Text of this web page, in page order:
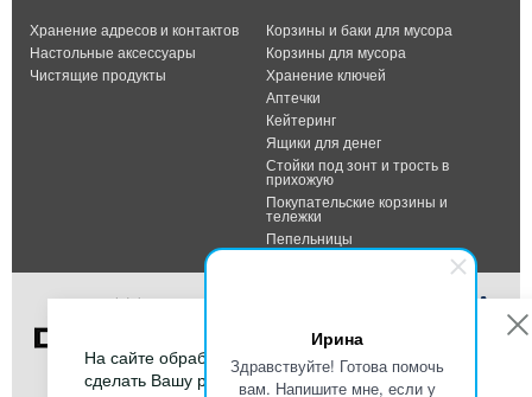
Ирина
Здравствуйте! Готова помочь
вам. Напишите мне, если у
Хранение адресов и контактов
Настольные аксессуары
Чистящие продукты
Корзины и баки для мусора
Корзины для мусора
Хранение ключей
Аптечки
Кейтеринг
Ящики для денег
Стойки под зонт и трость в
прихожую
Покупательские корзины и
тележки
Пепельницы
Тел.: +7 (495) 232-07-42
На сайте обрабатываются файлы cookies, чтобы
сделать Вашу работу максимально удобной.